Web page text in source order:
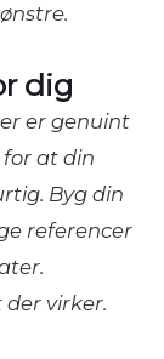
dig
er genuint
at din
Byg din
referencer
der virker.